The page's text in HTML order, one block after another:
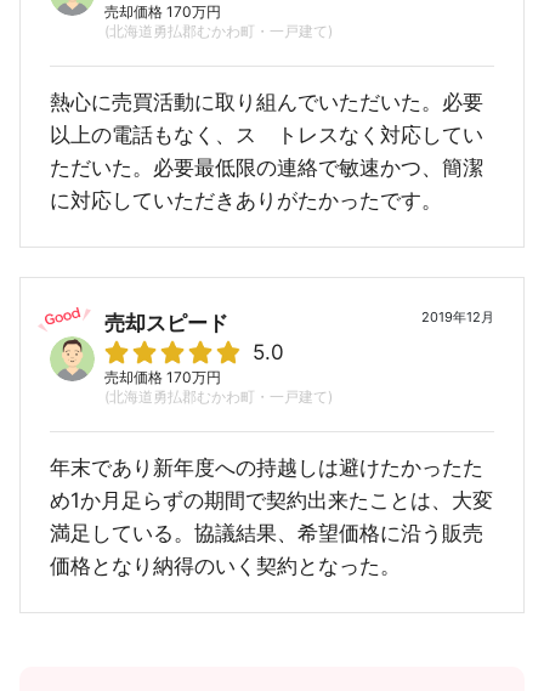
売却価格 170万円
(北海道勇払郡むかわ町・一戸建て)
熱心に売買活動に取り組んでいただいた。必要
以上の電話もなく、ス トレスなく対応してい
ただいた。必要最低限の連絡で敏速かつ、簡潔
に対応していただきありがたかったです。
2019年12月
売却スピード
5.0
売却価格 170万円
(北海道勇払郡むかわ町・一戸建て)
年末であり新年度への持越しは避けたかったた
め1か月足らずの期間で契約出来たことは、大変
満足している。協議結果、希望価格に沿う販売
価格となり納得のいく契約となった。